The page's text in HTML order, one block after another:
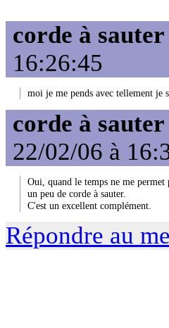
corde à sauter
16:26:45
moi je me pends avec tellement je
corde à sauter
22/02/06 à
Oui, quand le temps ne me permet
un peu de corde à sauter.
C'est un excellent complément.
Répondre au